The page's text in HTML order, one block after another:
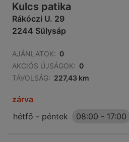
Kulcs patika
Rákóczi U. 29
2244 Sülysáp
AJÁNLATOK: 0
AKCIÓS ÚJSÁGOK: 0
TÁVOLSÁG: 227,43 km
zárva
hétfő - péntek
08:00 - 17:00